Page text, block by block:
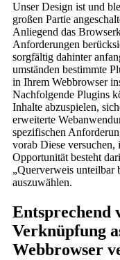
Unser Design ist und
großen Partie
Anliegend das
Anforderungen
sorgfältig dahinter
umständen bestimmte
in Ihrem Webbrowser
Nachfolgende Plugins
Inhalte abzuspielen,
erweiterte
spezifischen
vorab Diese
Opportunität besteht
„Querverweis unteilbar
auszuwählen.
Entsprechend
Verknüpfung
Webbrowser